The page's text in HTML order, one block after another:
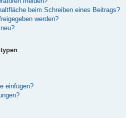
beim Schreiben eines Beitrags?
werden?
einfügen?